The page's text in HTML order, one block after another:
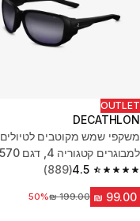
OUTLET
DECATHLON
משקפי שמש מקוטבים לטיולים
שחור
4.5
4.5 out of 5 stars from 889 reviews
(889)
מחיר לפני הנחה‏199.00 ₪
50%